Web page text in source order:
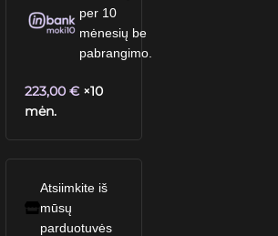
per 10
mėnesių be
pabrangimo.
223,00€ ×10
mėn.
Atsiimkite iš
mūsų
parduotuvės